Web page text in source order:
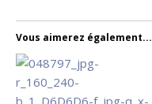
Vous aimerez également...